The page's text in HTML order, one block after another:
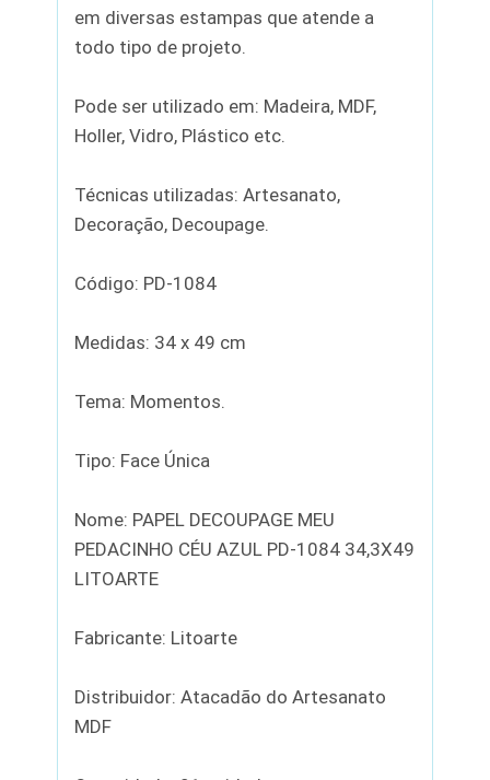
em diversas estampas que atende a
todo tipo de projeto.
Pode ser utilizado em: Madeira, MDF,
Holler, Vidro, Plástico etc.
Técnicas utilizadas: Artesanato,
Decoração, Decoupage.
Código: PD-1084
Medidas: 34 x 49 cm
Tema: Momentos.
Tipo: Face Única
Nome: PAPEL DECOUPAGE MEU
PEDACINHO CÉU AZUL PD-1084 34,3X49
LITOARTE
Fabricante: Litoarte
Distribuidor: Atacadão do Artesanato
MDF